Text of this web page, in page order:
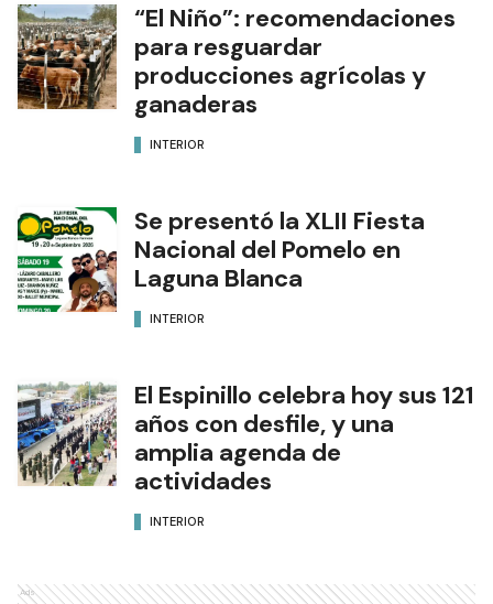
“El Niño”: recomendaciones
para resguardar
producciones agrícolas y
ganaderas
INTERIOR
Se presentó la XLII Fiesta
Nacional del Pomelo en
Laguna Blanca
INTERIOR
El Espinillo celebra hoy sus 121
años con desfile, y una
amplia agenda de
actividades
INTERIOR
Ads